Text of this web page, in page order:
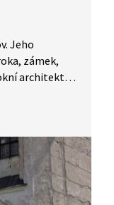
Jeho
zámek,
architekt
zámek